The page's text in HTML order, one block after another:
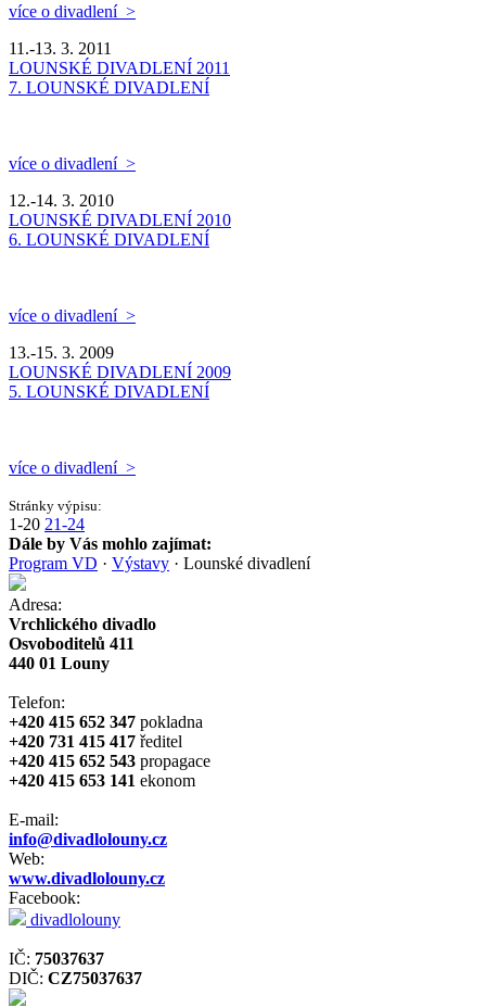
více o divadlení >
11.-13. 3. 2011
LOUNSKÉ DIVADLENÍ 2011
7. LOUNSKÉ DIVADLENÍ
více o divadlení >
12.-14. 3. 2010
LOUNSKÉ DIVADLENÍ 2010
6. LOUNSKÉ DIVADLENÍ
více o divadlení >
13.-15. 3. 2009
LOUNSKÉ DIVADLENÍ 2009
5. LOUNSKÉ DIVADLENÍ
více o divadlení >
Stránky výpisu:
1-20 21-24
Dále by Vás mohlo zajímat:
Program VD · Výstavy · Lounské divadlení
Adresa:
Vrchlického divadlo
Osvoboditelů 411
440 01 Louny
Telefon:
+420 415 652 347 pokladna
+420 731 415 417 ředitel
+420 415 652 543 propagace
+420 415 653 141 ekonom
E-mail:
info@divadlolouny.cz
Web:
www.divadlolouny.cz
Facebook:
divadlolouny
IČ: 75037637
DIČ: CZ75037637